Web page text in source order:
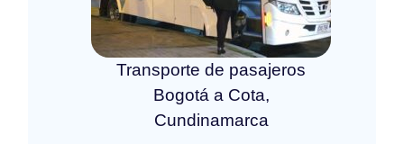
Transporte de pasajeros
Bogotá a Cota,
Cundinamarca